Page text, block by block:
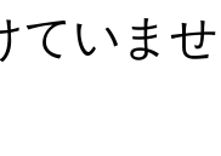
ていま